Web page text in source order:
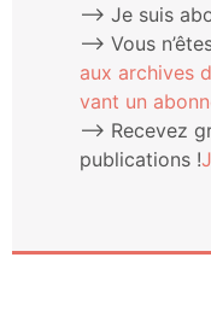
⟶ Je suis
⟶ Vous
aux archives
vant un
⟶ Rece­vez
publi­ca­tions !